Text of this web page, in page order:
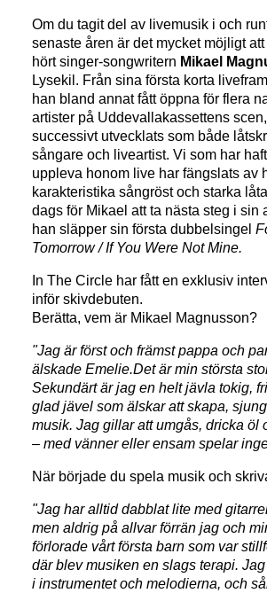
Om du tagit del av livemusik i och
senaste åren är det mycket möjligt
hört singer-songwritern Mikael
Lysekil. Från sina första korta
han bland annat fått öppna för flera
artister på Uddevallakassettens
successivt utvecklats som både
sångare och liveartist. Vi som har
uppleva honom live har fängslats av
karakteristika sångröst och starka
dags för Mikael att ta nästa steg i sin
han släpper sin första dubbelsingel
Tomorrow / If You Were Not Mine.
In The Circle har fått en exklusiv
inför skivdebuten.
Berätta, vem är Mikael Magnusson?
"Jag är först och främst pappa och
älskade Emelie.Det är min största
Sekundärt är jag en helt jävla tokig,
glad jävel som älskar att skapa,
musik. Jag gillar att umgås, dricka öl
– med vänner eller ensam spelar
När började du spela musik och
"Jag har alltid dabblat lite med
men aldrig på allvar förrän jag och
förlorade vårt första barn som var
där blev musiken en slags terapi.
i instrumentet och melodierna, och